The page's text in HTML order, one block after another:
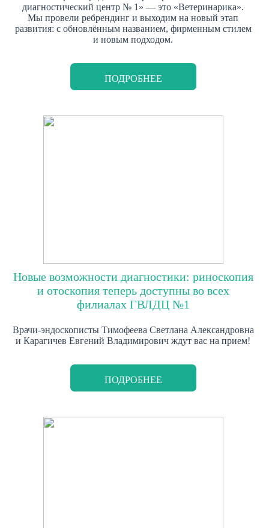
диагностический центр № 1» — это «Ветеринарика».
Мы провели ребрендинг и выходим на новый этап
развития: с обновлённым названием, фирменным стилем
и новым подходом.
ПОДРОБНЕЕ
Новые возможности диагностики: риноскопия
и отоскопия теперь доступны во всех
филиалах ГВЛДЦ №1
Врачи-эндоскописты Тимофеева Светлана Александровна
и Карагичев Евгений Владимирович ждут вас на прием!
ПОДРОБНЕЕ